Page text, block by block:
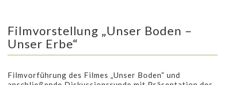
Filmvorstellung „Unser Boden –
Unser Erbe“
Filmvorführung des Filmes „Unser Boden“ und